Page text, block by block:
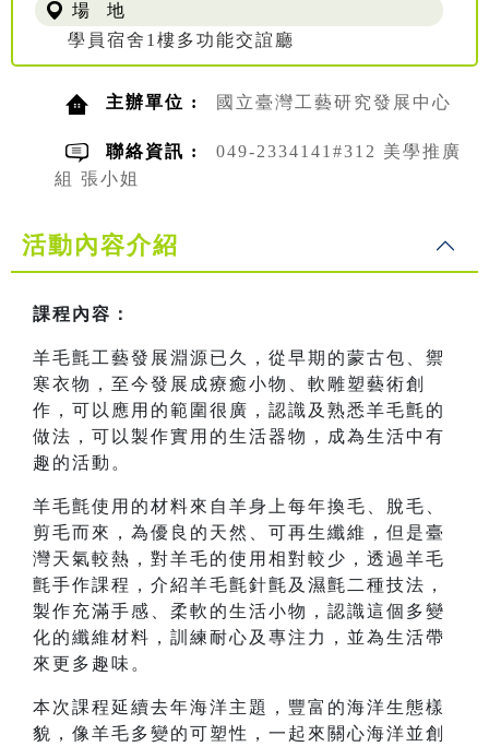
場 地
學員宿舍1樓多功能交誼廳
主辦單位 : 國立臺灣工藝研究發展中心
聯絡資訊 :
049-2334141#312 美學推廣
組 張小姐
活動內容介紹
課程內容：
羊毛氈工藝發展淵源已久，從早期的蒙古包、禦
寒衣物，至今發展成療癒小物、軟雕塑藝術創
作，可以應用的範圍很廣，認識及熟悉羊毛氈的
做法，可以製作實用的生活器物，成為生活中有
趣的活動。
羊毛氈使用的材料來自羊身上每年換毛、脫毛、
剪毛而來，為優良的天然、可再生纖維，但是臺
灣天氣較熱，對羊毛的使用相對較少，透過羊毛
氈手作課程，介紹羊毛氈針氈及濕氈二種技法，
製作充滿手感、柔軟的生活小物，認識這個多變
化的纖維材料，訓練耐心及專注力，並為生活帶
來更多趣味。
本次課程延續去年海洋主題，豐富的海洋生態樣
貌，像羊毛多變的可塑性，一起來關心海洋並創